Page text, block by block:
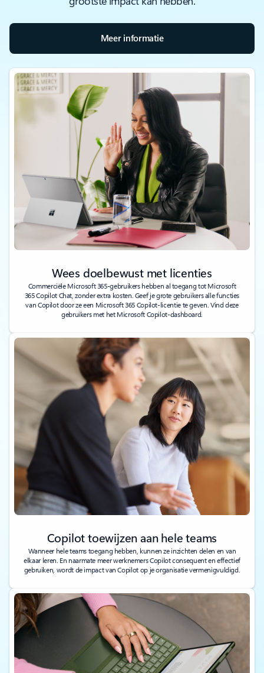
Meer informatie
Wees doelbewust met licenties
Commerciële Microsoft 365-gebruikers hebben al toegang tot Microsoft
365 Copilot Chat, zonder extra kosten. Geef je grote gebruikers alle functies
van Copilot door ze een Microsoft 365 Copilot-licentie te geven. Vind deze
gebruikers met het Microsoft Copilot-dashboard.
Copilot toewijzen aan hele teams
Wanneer hele teams toegang hebben, kunnen ze inzichten delen en van
elkaar leren. En naarmate meer werknemers Copilot consequent en effectief
gebruiken, wordt de impact van Copilot op je organisatie vermenigvuldigd.